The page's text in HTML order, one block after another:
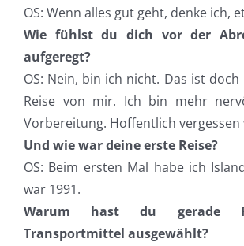
OS: Wenn alles gut geht, denke ich,
Wie fühlst du dich vor der
aufgeregt?
OS: Nein, bin ich nicht. Das ist
Reise von mir. Ich bin mehr
Vorbereitung. Hoffentlich vergessen
Und wie war deine erste Reise?
OS: Beim ersten Mal habe ich
war 1991.
Warum hast du gerade
Transportmittel ausgewählt?